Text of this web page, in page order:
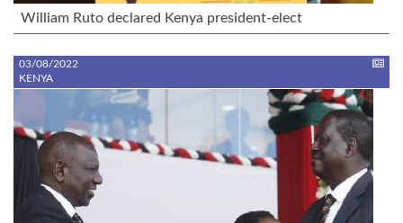
William Ruto declared Kenya president-elect
03/08/2022
KENYA